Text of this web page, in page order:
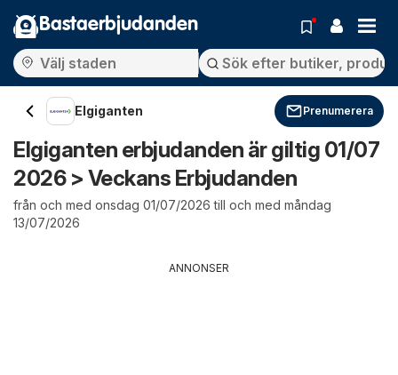
Bastaerbjudanden
Elgiganten Prenumerera
Elgiganten erbjudanden är giltig 01/07
2026 > Veckans Erbjudanden
från och med onsdag 01/07/2026 till och med måndag
13/07/2026
ANNONSER